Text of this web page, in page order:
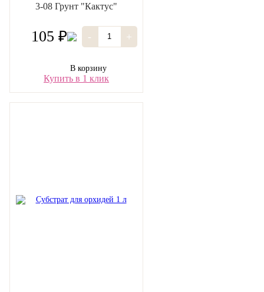
3-08 Грунт "Кактус"
105 ₽ - +
В корзину
Купить в 1 клик